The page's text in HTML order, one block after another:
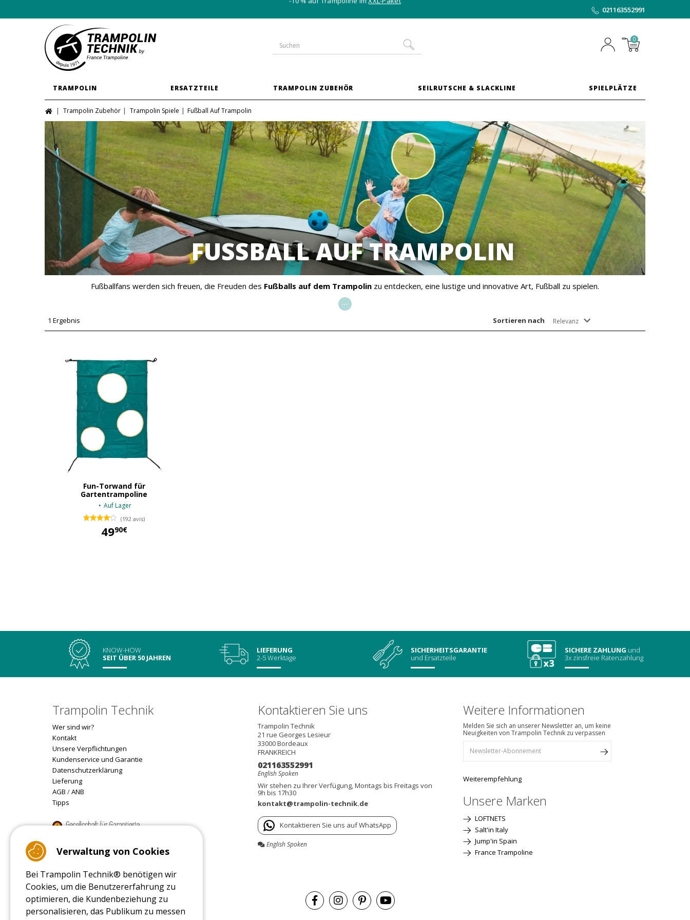
021163552991
0
TRAMPOLIN ERSATZTEILE TRAMPOLIN ZUBEHÖR SEILRUTSCHE & SLACKLINE SPIELPLÄTZE
Trampolin Zubehör Trampolin Spiele Fußball Auf Trampolin
FUSSBALL AUF TRAMPOLIN
Fußballfans werden sich freuen, die Freuden des Fußballs auf dem Trampolin zu entdecken, eine lustige und innovative Art, Fußball zu spielen.
...
1 Ergebnis Sortieren nach Relevanz
Fun-Torwand für
Gartentrampoline
Auf Lager
(192 avis)
4990€
KNOW-HOW
SEIT ÜBER 50 JAHREN
LIEFERUNG
2-5 Werktage
SICHERHEITSGARANTIE
und Ersatzteile
SICHERE ZAHLUNG und
3x zinsfreie Ratenzahlung
Trampolin Technik
Wer sind wir?
Kontakt
Unsere Verpflichtungen
Kundenservice und Garantie
Datenschutzerklärung
Lieferung
AGB /ANB
Tipps
9.4 /10 (22077 reviews)
Read customer reviews
Kontaktieren Sie uns
Trampolin Technik
21 rue Georges Lesieur
33000Bordeaux
FRANKREICH
021163552991
English Spoken
Wir stehen zu Ihrer Verfügung, Montags bis Freitags von
9h bis 17h30
kontakt@trampolin-technik.de
Kontaktieren Sie uns auf WhatsApp
English Spoken
Weitere Informationen
Melden Sie sich an unserer Newsletter an, um keine
Neuigkeiten von Trampolin Technik zu verpassen
Weiterempfehlung
Unsere Marken
LOFTNETS
Salt'in Italy
Jump'in Spain
France Trampoline
Verwaltung von Cookies
Bei Trampolin Technik® benötigen wir
Cookies, um die Benutzererfahrung zu
optimieren, die Kundenbeziehung zu
personalisieren, das Publikum zu messen